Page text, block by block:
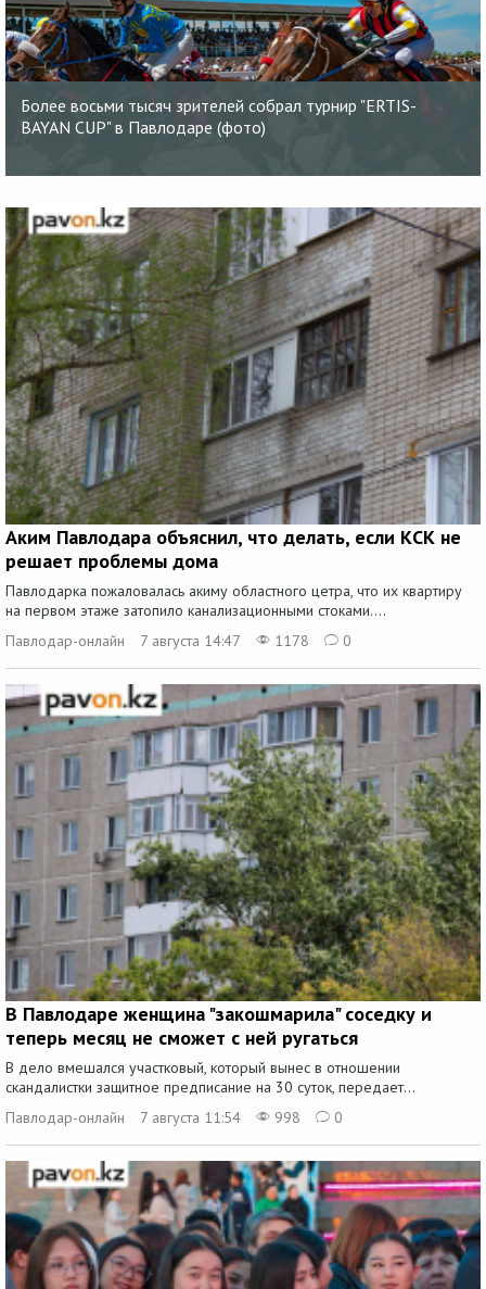
Более восьми тысяч зрителей собрал турнир "ERTIS-
BAYAN CUP" в Павлодаре (фото)
Аким Павлодара объяснил, что делать, если КСК не
решает проблемы дома
Павлодарка пожаловалась акиму областного цетра, что их квартиру
на первом этаже затопило канализационными стоками....
Павлодар-онлайн
7 августа 14:47 1178 0
В Павлодаре женщина "закошмарила" соседку и
теперь месяц не сможет с ней ругаться
В дело вмешался участковый, который вынес в отношении
скандалистки защитное предписание на 30 суток, передает...
Павлодар-онлайн
7 августа 11:54 998 0